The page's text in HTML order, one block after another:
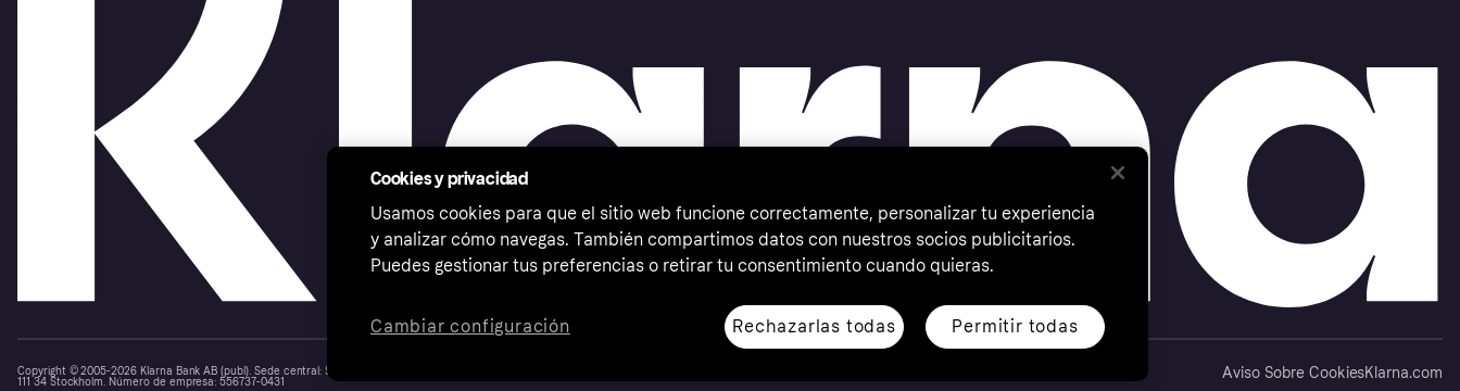
Copyright © 2005-2026 Klarna Bank AB (publ). Sede central: Stockholm, Sweden. Todos los derechos reservados. Klarna Bank AB (publ). Sveavägen 46,
111 34 Stockholm. Número de empresa: 556737-0431
Aviso Sobre CookiesKlarna.com
Cookies y privacidad
Usamos cookies para que el sitio web funcione correctamente, personalizar tu experiencia
y analizar cómo navegas. También compartimos datos con nuestros socios publicitarios.
Puedes gestionar tus preferencias o retirar tu consentimiento cuando quieras.
Rechazarlas todas Permitir todas
Cambiar configuración